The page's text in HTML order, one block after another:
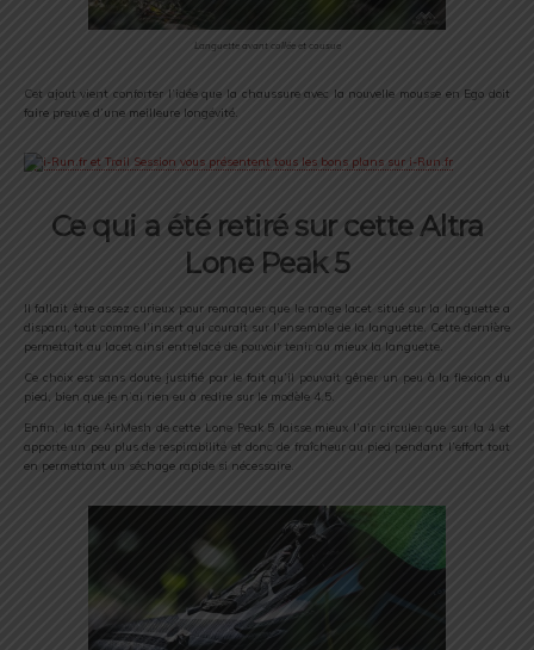
Languette avant collée et cousue
Cet ajout vient conforter l’idée que la chaussure avec la nouvelle mousse en Ego doit
faire preuve d’une meilleure longévité.
Ce qui a été retiré sur cette Altra
Lone Peak 5
Il fallait être assez curieux pour remarquer que le range lacet situé sur la languette a
disparu, tout comme l’insert qui courait sur l’ensemble de la languette. Cette dernière
permettait au lacet ainsi entrelacé de pouvoir tenir au mieux la languette.
Ce choix est sans doute justifié par le fait qu’il pouvait gêner un peu à la flexion du
pied, bien que je n’ai rien eu à redire sur le modèle 4.5.
Enfin, la tige AirMesh de cette Lone Peak 5 laisse mieux l’air circuler que sur la 4 et
apporte un peu plus de respirabilité et donc de fraîcheur au pied pendant l’effort tout
en permettant un séchage rapide si nécessaire.